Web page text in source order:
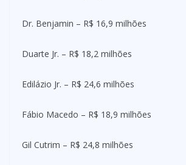
Dr. Benjamin – R$ 16,9 milhões
Duarte Jr. – R$ 18,2 milhões
Edilázio Jr. – R$ 24,6 milhões
Fábio Macedo – R$ 18,9 milhões
Gil Cutrim – R$ 24,8 milhões